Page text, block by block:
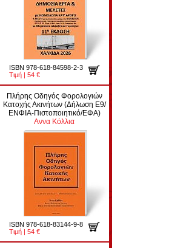
ISBN 978-618-84598-2-3
Τιμή | 54 €
Πλήρης Οδηγός Φορολογιών
Κατοχής Ακινήτων (Δήλωση Ε9/
ΕΝΦΙΑ-Πιστοποιητικό/ΕΦΑ)
Αννα Κόλλια
ISBN 978-618-83144-9-8
Τιμή | 54 €